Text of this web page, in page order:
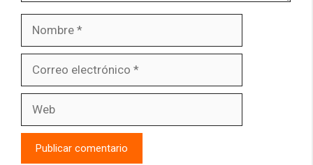
electrónico